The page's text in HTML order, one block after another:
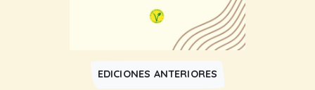
EDICIONES ANTERIORES